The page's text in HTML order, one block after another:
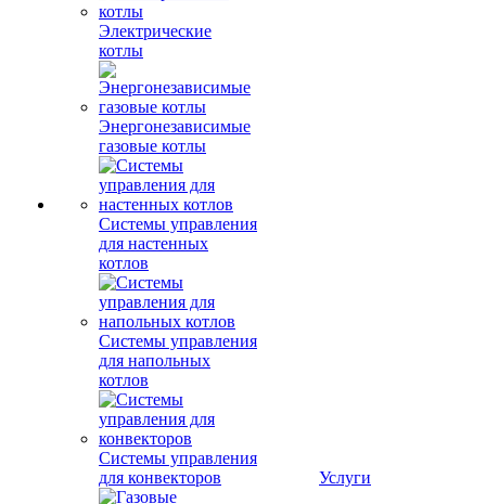
Электрические
котлы
Энергонезависимые
газовые котлы
Системы управления
для настенных
котлов
Системы управления
для напольных
котлов
Системы управления
для конвекторов
Услуги